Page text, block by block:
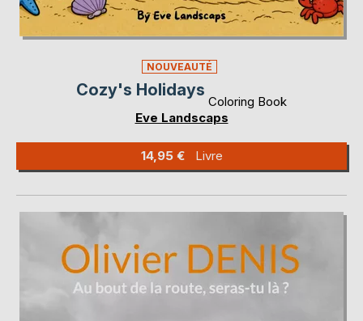
NOUVEAUTÉ
Cozy's Holidays
Coloring Book
Eve Landscaps
14,95 € Livre